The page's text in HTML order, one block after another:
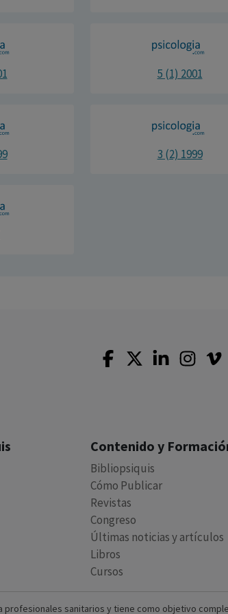
5 (1) 2001
3 (2) 1999
Contenido y
Bibliopsiquis
Cómo Publicar
Revistas
Congreso
Últimas noticias y artículos
Libros
Cursos
sanitarios y tiene como objetivo